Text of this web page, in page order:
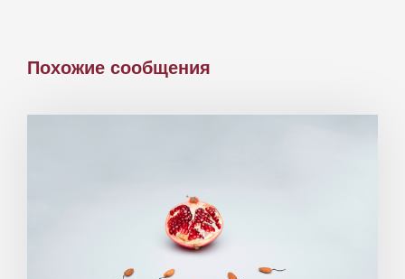
Похожие сообщения